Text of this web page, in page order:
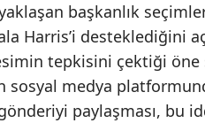
başkanlık
Harris’i desteklediğini
tepkisini çektiği öne
sosyal medya
paylaşması, bu